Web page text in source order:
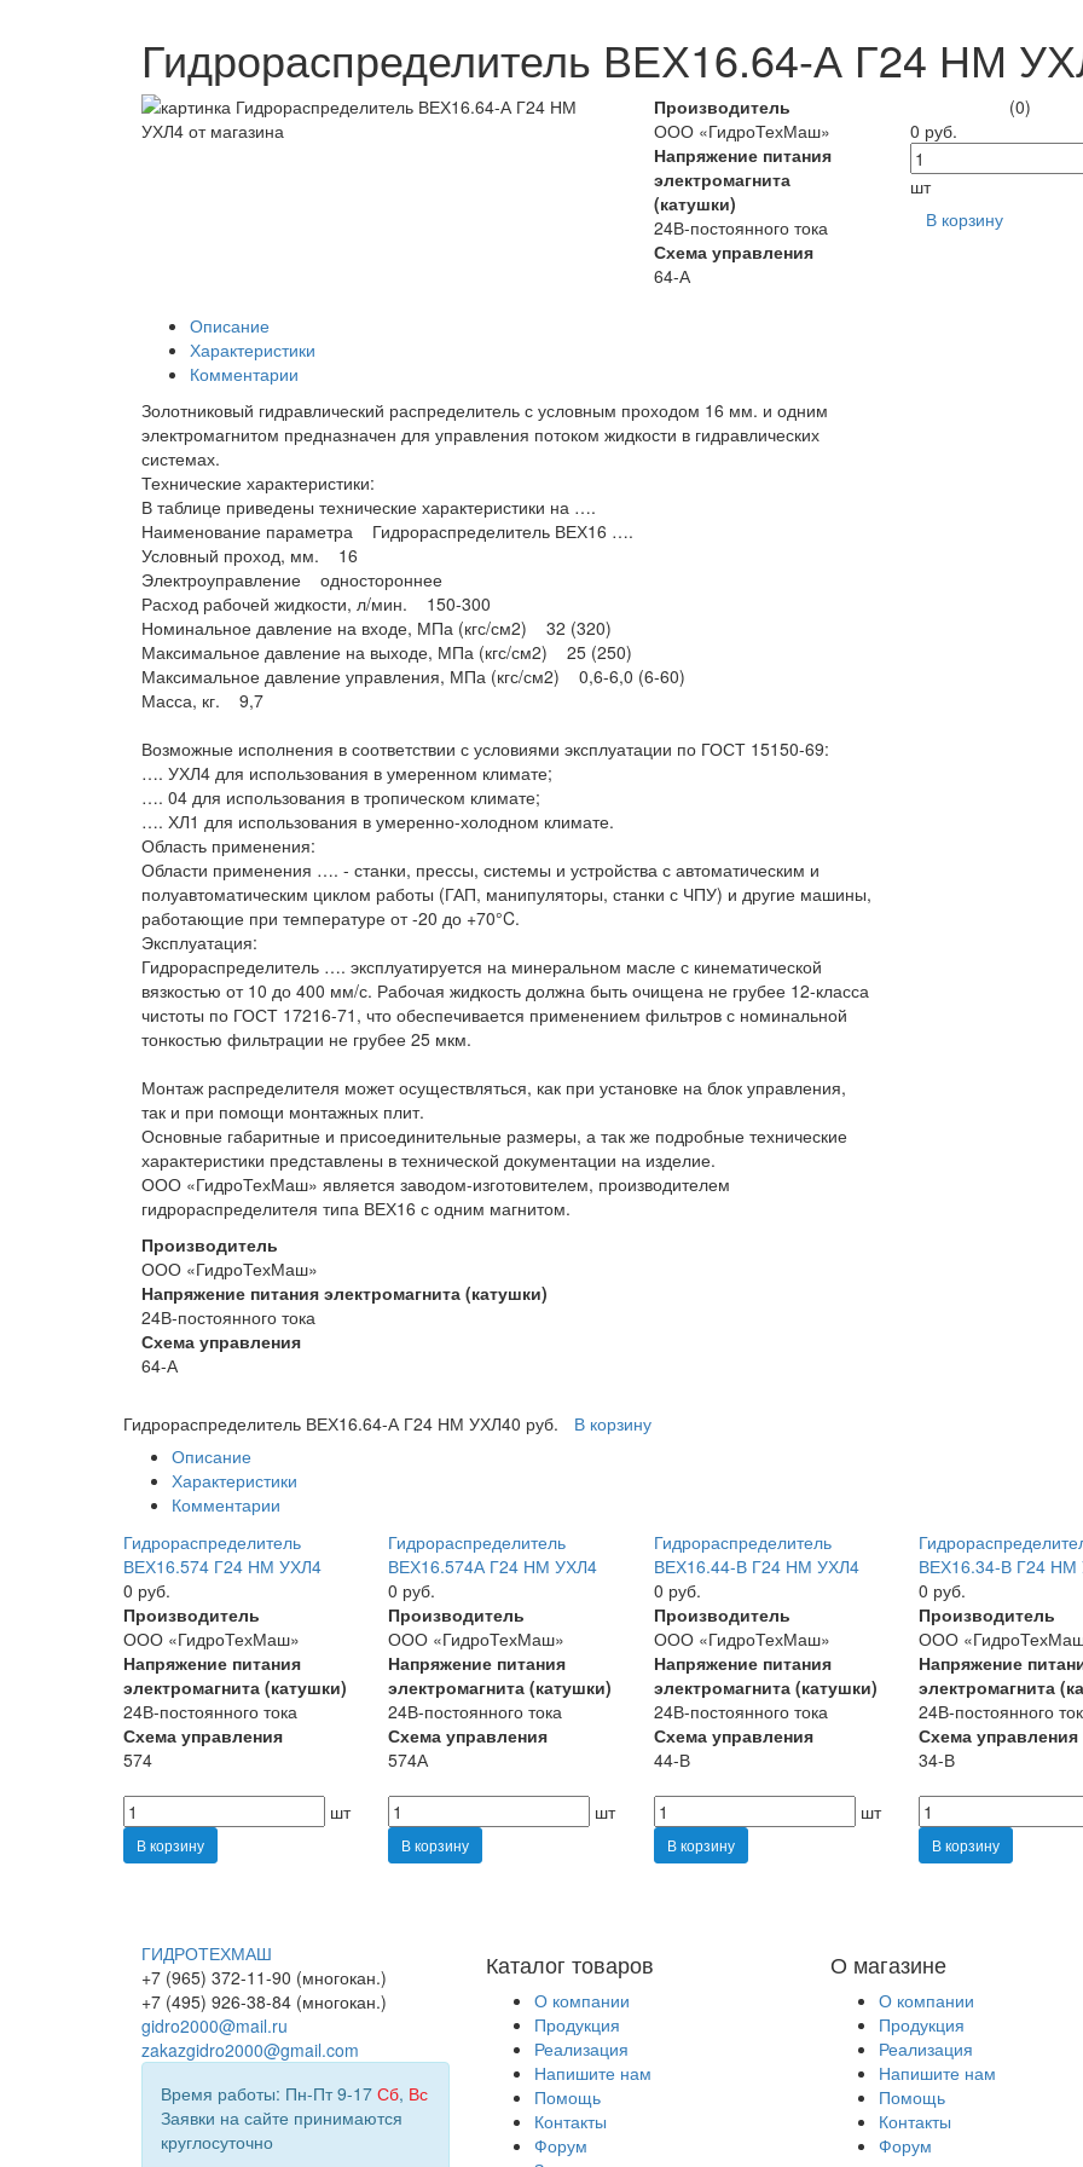
Гидрораспределитель ВЕХ16.64-А Г24 НМ
Производитель
ООО «ГидроТехМаш»
Напряжение питания
электромагнита
(катушки)
24В-постоянного тока
Схема управления
64-А
(0)
0 руб.
шт
В корзину
Описание
Характеристики
Комментарии
Золотниковый гидравлический распределитель с условным проходом 16 мм. и одним
электромагнитом предназначен для управления потоком жидкости в гидравлических
системах.
Технические характеристики:
В таблице приведены технические характеристики на ….
Наименование параметра Гидрораспределитель ВЕХ16 ….
Условный проход, мм. 16
Электроуправление одностороннее
Расход рабочей жидкости, л/мин. 150-300
Номинальное давление на входе, МПа (кгс/см2) 32 (320)
Максимальное давление на выходе, МПа (кгс/см2) 25 (250)
Максимальное давление управления, МПа (кгс/см2) 0,6-6,0 (6-60)
Масса, кг. 9,7
Возможные исполнения в соответствии с условиями эксплуатации по ГОСТ 15150-69:
…. УХЛ4 для использования в умеренном климате;
…. 04 для использования в тропическом климате;
…. ХЛ1 для использования в умеренно-холодном климате.
Область применения:
Области применения …. - станки, прессы, системы и устройства с автоматическим и
полуавтоматическим циклом работы (ГАП, манипуляторы, станки с ЧПУ) и другие машины,
работающие при температуре от -20 до +70°C.
Эксплуатация:
Гидрораспределитель …. эксплуатируется на минеральном масле с кинематической
вязкостью от 10 до 400 мм/с. Рабочая жидкость должна быть очищена не грубее 12-класса
чистоты по ГОСТ 17216-71, что обеспечивается применением фильтров с номинальной
тонкостью фильтрации не грубее 25 мкм.
Монтаж распределителя может осуществляться, как при установке на блок управления,
так и при помощи монтажных плит.
Основные габаритные и присоединительные размеры, а так же подробные технические
характеристики представлены в технической документации на изделие.
ООО «ГидроТехМаш» является заводом-изготовителем, производителем
гидрораспределителя типа ВЕХ16 с одним магнитом.
Производитель
ООО «ГидроТехМаш»
Напряжение питания электромагнита (катушки)
24В-постоянного тока
Схема управления
64-А
Гидрораспределитель ВЕХ16.64-А Г24 НМ УХЛ40 руб.
В корзину
Описание
Характеристики
Комментарии
Гидрораспределитель
ВЕХ16.574 Г24 НМ УХЛ4
0 руб.
Производитель
ООО «ГидроТехМаш»
Напряжение питания
электромагнита (катушки)
24В-постоянного тока
Схема управления
574
шт
В корзину
Гидрораспределитель
ВЕХ16.574А Г24 НМ УХЛ4
0 руб.
Производитель
ООО «ГидроТехМаш»
Напряжение питания
электромагнита (катушки)
24В-постоянного тока
Схема управления
574А
шт
В корзину
Гидрораспределитель
ВЕХ16.44-В Г24 НМ УХЛ4
0 руб.
Производитель
ООО «ГидроТехМаш»
Напряжение питания
электромагнита (катушки)
24В-постоянного тока
Схема управления
44-В
шт
В корзину
ВЕХ16.34-В Г24 НМ
0 руб.
Производитель
ООО
Напряжение
электромагнита
24В-постоянного
Схема управления
34-В
В корзину
О магазине
О компании
Продукция
Реализация
Напишите нам
Помощь
Контакты
Форум
Каталог товаров
О компании
Продукция
Реализация
Напишите нам
Помощь
Контакты
Форум
ГИДРОТЕХМАШ
+7 (965) 372-11-90 (многокан.)
+7 (495) 926-38-84 (многокан.)
gidro2000@mail.ru
zakazgidro2000@gmail.com
Время работы: Пн-Пт 9-17 Сб, Вс
Заявки на сайте принимаются
круглосуточно